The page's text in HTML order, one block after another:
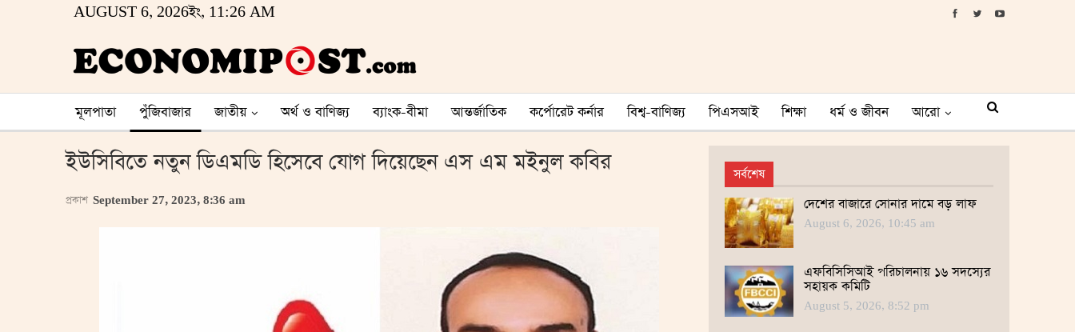
AUGUST 6, 2026ইং, 11:26 AM
মূলপাতা পুঁজিবাজার জাতীয় অর্থ ও বাণিজ্য ব্যাংক-বীমা আন্তর্জাতিক কর্পোরেট কর্নার বিশ্ব-বাণিজ্য পিএসআই শিক্ষা ধর্ম ও জীবন আরো
ইউসিবিতে নতুন ডিএমডি হিসেবে যোগ দিয়েছেন এস এম মইনুল কবির
প্রকাশ September 27, 2023, 8:36 am
সর্বশেষ
দেশের বাজারে সোনার দামে বড় লাফ
August 6, 2026, 10:45 am
এফবিসিসিআই পরিচালনায় ১৬ সদস্যের
সহায়ক কমিটি
August 5, 2026, 8:52 pm